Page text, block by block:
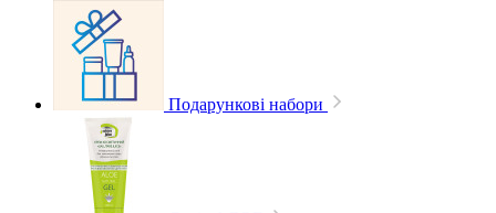
Подарункові набори